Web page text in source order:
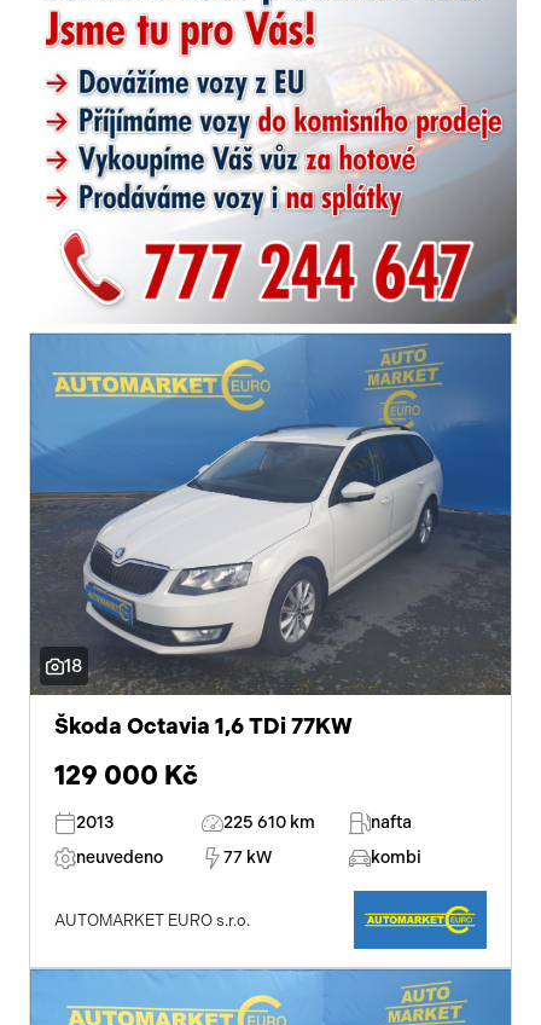
18
Škoda Octavia 1,6 TDi 77KW
129 000 Kč
2013 225 610 km
nafta
neuvedeno
77 kW kombi
AUTOMARKET EURO s.r.o.